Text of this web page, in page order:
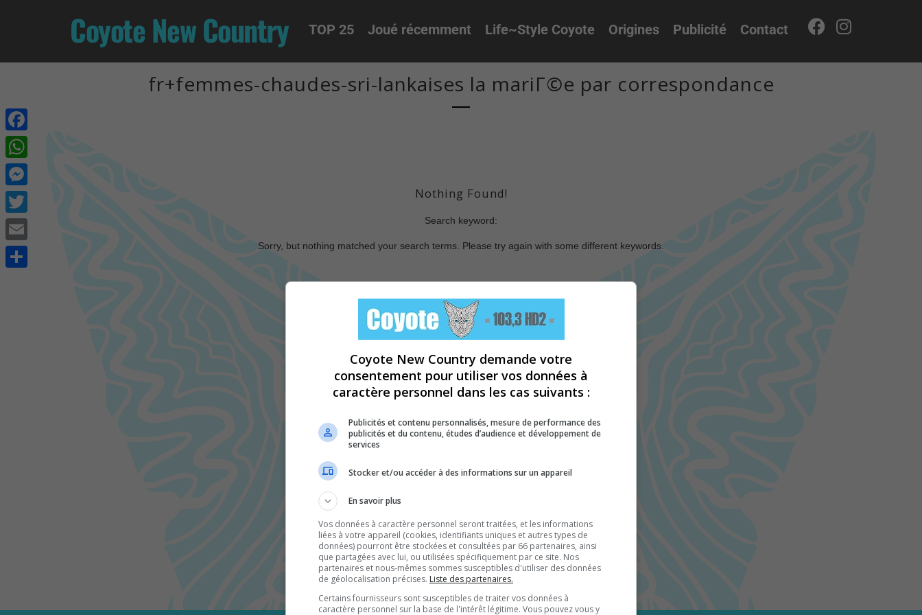
Coyote New Country TOP 25 Joué récemment Life~Style Coyote Origines Publicité Contact
fr+femmes-chaudes-sri-lankaises la mariГ©e par correspondance
Nothing Found!
Search keyword:
Sorry, but nothing matched your search terms. Please try again with some different keywords.
Facebook
WhatsApp
Messenger
Twitter
Email
Coyote New Country demande votre
consentement pour utiliser vos données à
caractère personnel dans les cas suivants :
Publicités et contenu personnalisés, mesure de performance des
publicités et du contenu, études d’audience et développement de
services
Stocker et/ou accéder à des informations sur un appareil
En savoir plus
Vos données à caractère personnel seront traitées, et les informations
liées à votre appareil (cookies, identifiants uniques et autres types de
données) pourront être stockées et consultées par 66 partenaires, ainsi
que partagées avec lui, ou utilisées spécifiquement par ce site. Nos
partenaires et nous-mêmes sommes susceptibles d'utiliser des données
de géolocalisation précises. Liste des partenaires.
Certains fournisseurs sont susceptibles de traiter vos données à
caractère personnel sur la base de l'intérêt légitime. Vous pouvez vous y